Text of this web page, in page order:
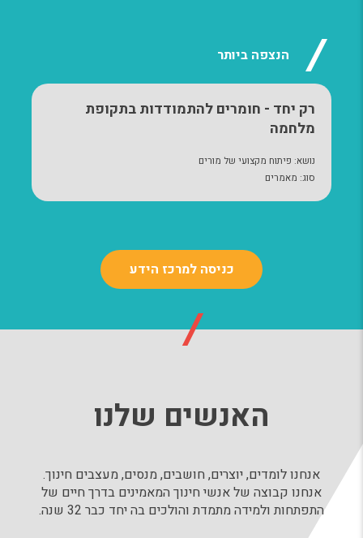
הנצפה ביותר
רק יחד - חומרים להתמודדות בתקופת
מלחמה
נושא: פיתוח מקצועי של מורים
סוג: מאמרים
כניסה למרכז הידע
האנשים שלנו
אנחנו לומדים, יוצרים, חושבים, מנסים, מעצבים חינוך.
אנחנו קבוצה של אנשי חינוך המאמינים בדרך חיים של
התפתחות ולמידה מתמדת והולכים בה יחד כבר 32 שנה.